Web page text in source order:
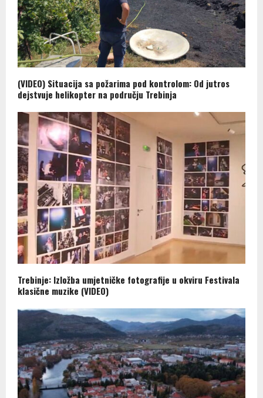
(VIDEO) Situacija sa požarima pod kontrolom: Od jutros
dejstvuje helikopter na području Trebinja
Trebinje: Izložba umjetničke fotografije u okviru Festivala
klasične muzike (VIDEO)